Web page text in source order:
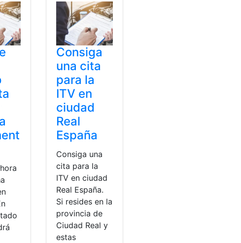
Consiga
una cita
para la
ITV en
ciudad
Real
España
Consiga una
cita para la
ITV en ciudad
Real España.
Si resides en la
provincia de
Ciudad Real y
estas